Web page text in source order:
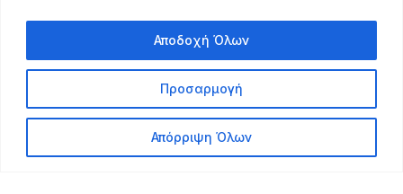
Προσαρμογή
Απόρριψη Όλων
Αποδοχή Όλων
Χρήσιμες Σελίδες
Προϊόντα
Τρόποι Αποστολής